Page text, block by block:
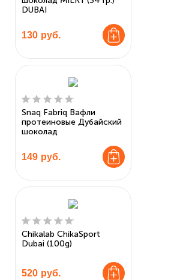
DUBAI
130 руб.
Snaq Fabriq Вафли
протеиновые Дубайский
шоколад
149 руб.
Chikalab ChikaSport
Dubai (100g)
520 руб.